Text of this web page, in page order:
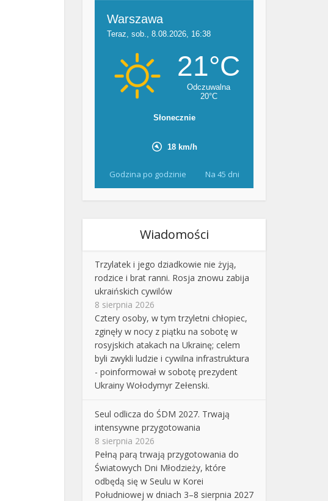
Godzina po godzinie Na 45 dni
Wiadomości
Trzylatek i jego dziadkowie nie żyją,
rodzice i brat ranni. Rosja znowu zabija
ukraińskich cywilów
8 sierpnia 2026
Cztery osoby, w tym trzyletni chłopiec,
zginęły w nocy z piątku na sobotę w
rosyjskich atakach na Ukrainę; celem
byli zwykli ludzie i cywilna infrastruktura
- poinformował w sobotę prezydent
Ukrainy Wołodymyr Zełenski.
Seul odlicza do ŚDM 2027. Trwają
intensywne przygotowania
8 sierpnia 2026
Pełną parą trwają przygotowania do
Światowych Dni Młodzieży, które
odbędą się w Seulu w Korei
Południowej w dniach 3–8 sierpnia 2027